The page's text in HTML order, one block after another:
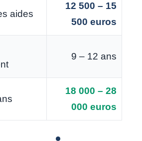
aides
12 500 – 15
500 euros
9 – 12 ans
18 000 – 28
000 euros